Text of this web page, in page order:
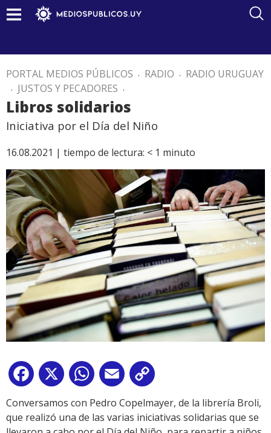
PORTAL MEDIOS PÚBLICOS . RADIO . RADIO URUGUAY
. JUSTOS Y PECADORES .
Libros solidarios
Iniciativa por el Día del Niño
16.08.2021 | tiempo de lectura: < 1 minuto
Facebook
X WhatsApp
Email
Link
Conversamos con Pedro Copelmayer, de la librería Broli,
que realizó una de las varias iniciativas solidarias que se